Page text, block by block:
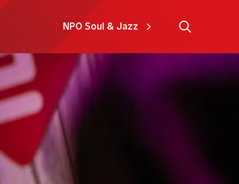
NPO Soul & Jazz